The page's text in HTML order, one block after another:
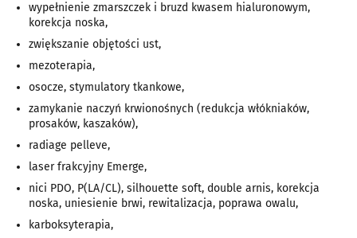
wypełnienie zmarszczek i bruzd kwasem hialuronowym,
korekcja noska,
zwiększanie objętości ust,
mezoterapia,
osocze, stymulatory tkankowe,
zamykanie naczyń krwionośnych (redukcja włókniaków,
prosaków, kaszaków),
radiage pelleve,
laser frakcyjny Emerge,
nici PDO, P(LA/CL), silhouette soft, double arnis, korekcja
noska, uniesienie brwi, rewitalizacja, poprawa owalu,
karboksyterapia,